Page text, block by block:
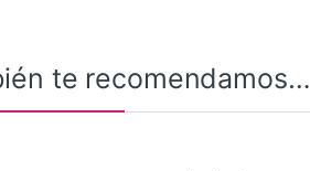
te recomendamos…